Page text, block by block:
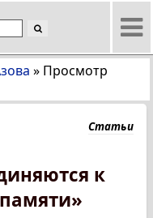
» Просмотр
Статьи
к